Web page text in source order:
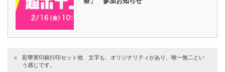
彩華実印銀行印セット他 文字も、オリジナリティがあり、唯一無二とい
う感じです。